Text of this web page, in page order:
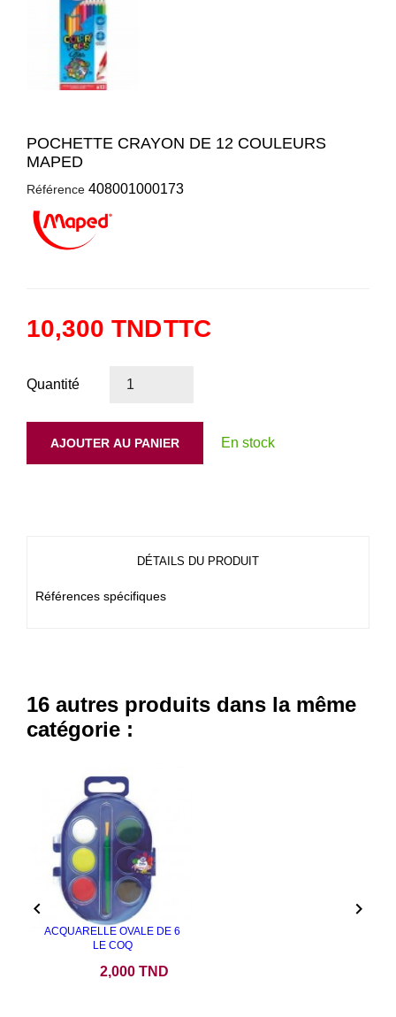
POCHETTE CRAYON DE 12 COULEURS
MAPED
Référence 408001000173
10,300 TNDTTC
Quantité
AJOUTER AU PANIER En stock
DÉTAILS DU PRODUIT
Références spécifiques
16 autres produits dans la même
catégorie :
ACQUARELLE OVALE DE 6
LE COQ
2,000 TND
 